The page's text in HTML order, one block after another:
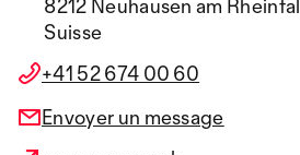
8212 Neuhausen am
Suisse
+41 52 674 00 60
Envoyer un message